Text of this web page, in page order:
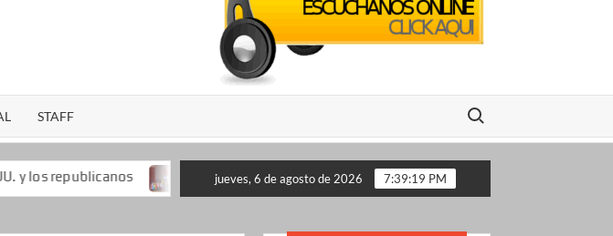
STAFF
Buscar:
Keiko Fujimori lo propone a Estados Unidos Crimen de la influencer
jueves, 6 de agosto de 2026 7:39:20 PM